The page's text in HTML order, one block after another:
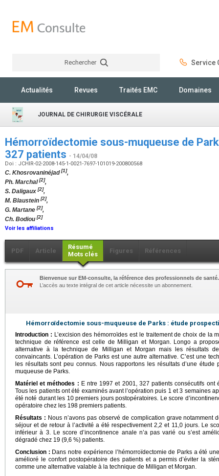
Rechercher Service
Actualités Revues Traités EMC Domaines
JOURNAL DE CHIRURGIE VISCÉRALE
Hémorroïdectomie sous-muqueuse de
327 patients - 14/04/08
Doi : JCHIR-02-2008-145-1-0021-7697-101019-200800568
C. Khosrovaninéjad[1],
Ph. Marchal[2],
S. Daligaux [2],
M. Blaustein [2],
G. Martane [2],
Ch. Bodiou [2]
Voir les affiliations
PDF Article
Résumé
Mots clés
Figures Références
Bienvenue sur EM-consulte, la référence des professionnels de santé.
L’accès au texte intégral de cet article nécessite un abonnement.
Hémorroïdectomie sous-muqueuse de Parks : étude
Introduction : L’excision des hémorroïdes est le traitement de choix de la
technique de référence est celle de Milligan et Morgan. Longo a
alternative à la technique de Milligan et Morgan mais les résultats
convaincants. L’opération de Parks est une autre alternative. C’est une
les résultats sont peu connus. Nous rapportons les résultats d’une étude
muqueuse de Parks.
Matériel et méthodes : E ntre 1997 et 2001, 327 patients consécutifs
Tous les patients ont été examinés avant l’opération puis 1 et 3 semaines
été noté durant les 10 premiers jours postopératoires. Le score
opératoire chez les 198 premiers patients.
Résultats : Nous n’avons pas observé de complication grave notamment
séjour et de retour à l’activité a été respectivement 2,2 et 11,0 jours. Le
inférieur à 3. Le score d’incontinence anale n’a pas varié ou s’est
dégradé chez 19 (9,6 %) patients.
Conclusion : Dans notre expérience l’hémorroïdectomie de Parks a été
amélioré le confort postopératoire des patients et a permis d’éviter la
comme une alternative valable à la technique de Milligan et Morgan.